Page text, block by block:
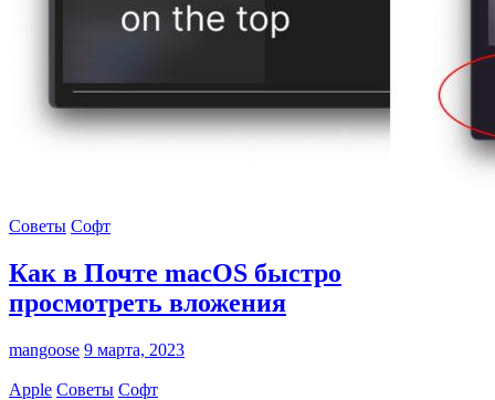
Советы Софт
Как в Почте macOS быстро
просмотреть вложения
mangoose 9 марта, 2023
Apple Советы Софт